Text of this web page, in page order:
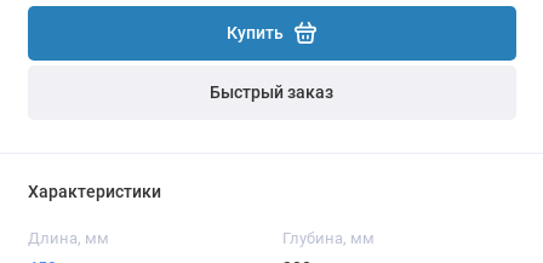
Купить
Быстрый заказ
Характеристики
Длина, мм Глубина, мм